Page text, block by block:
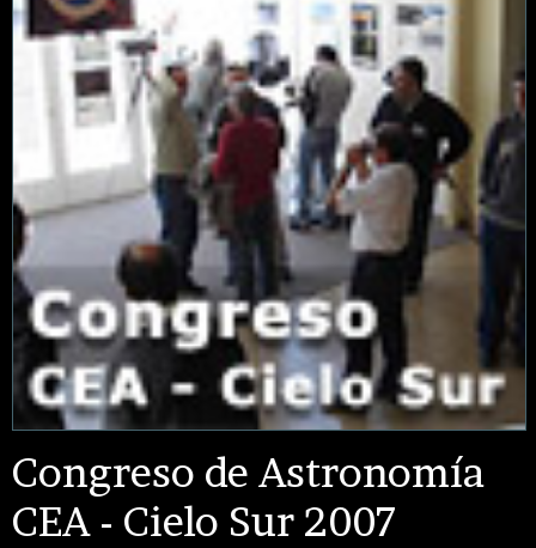
Congreso de Astronomía
CEA - Cielo Sur 2007